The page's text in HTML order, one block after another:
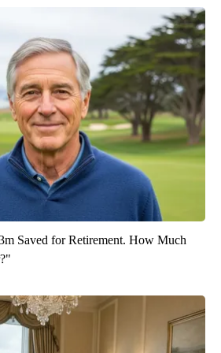
Saved for Retirement. How Much